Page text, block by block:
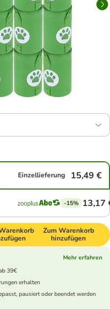
Einzellieferung 15,49 €
-15% 13,17
Zum Warenkorb
hinzufügen
Mehr erfahren
39€
erhalten
pausiert oder beendet werden